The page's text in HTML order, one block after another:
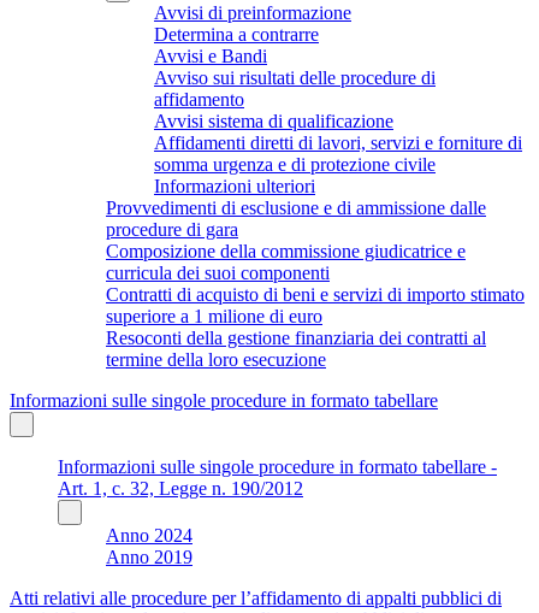
Avvisi di preinformazione
Determina a contrarre
Avvisi e Bandi
Avviso sui risultati delle procedure di
affidamento
Avvisi sistema di qualificazione
Affidamenti diretti di lavori, servizi e forniture di
somma urgenza e di protezione civile
Informazioni ulteriori
Provvedimenti di esclusione e di ammissione dalle
procedure di gara
Composizione della commissione giudicatrice e
curricula dei suoi componenti
Contratti di acquisto di beni e servizi di importo stimato
superiore a 1 milione di euro
Resoconti della gestione finanziaria dei contratti al
termine della loro esecuzione
Informazioni sulle singole procedure in formato tabellare
Informazioni sulle singole procedure in formato tabellare -
Art. 1, c. 32, Legge n. 190/2012
Anno 2024
Anno 2019
Atti relativi alle procedure per l’affidamento di appalti pubblici di